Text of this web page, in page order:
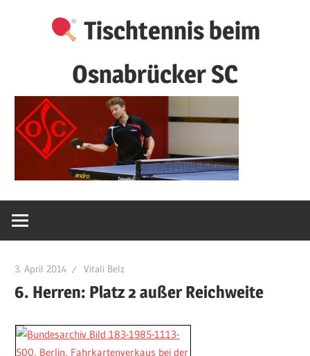
Tischtennis beim
Osnabrücker SC
3. April 2014 Vitali Belz
6. Herren: Platz 2 außer Reichweite